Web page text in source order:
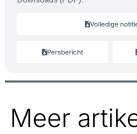
Volledige
Persbericht
Meer